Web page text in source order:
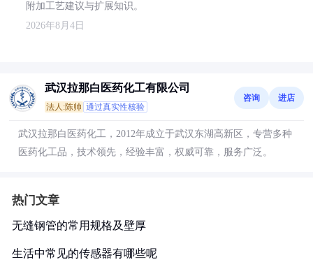
附加工艺建议与扩展知识。
2026年8月4日
武汉拉那白医药化工有限公司
法人:陈帅 通过真实性核验
咨询 进店
武汉拉那白医药化工，2012年成立于武汉东湖高新区，专营多种
医药化工品，技术领先，经验丰富，权威可靠，服务广泛。
热门文章
无缝钢管的常用规格及壁厚
生活中常见的传感器有哪些呢